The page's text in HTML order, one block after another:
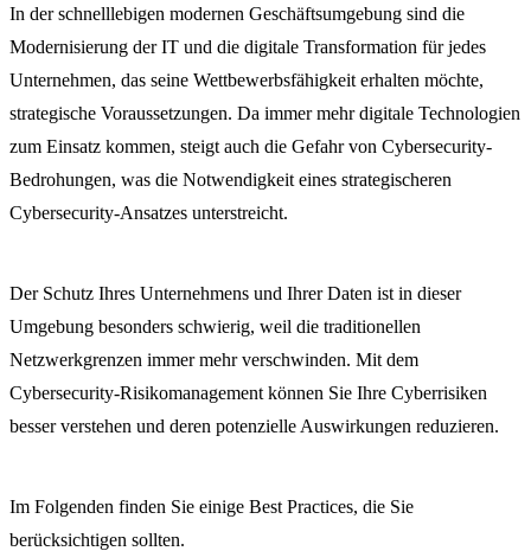
In der schnelllebigen modernen Geschäftsumgebung sind die
Modernisierung der IT und die digitale Transformation für jedes
Unternehmen, das seine Wettbewerbsfähigkeit erhalten möchte,
strategische Voraussetzungen. Da immer mehr digitale Technologien
zum Einsatz kommen, steigt auch die Gefahr von Cybersecurity-
Bedrohungen, was die Notwendigkeit eines strategischeren
Cybersecurity-Ansatzes unterstreicht.
Der Schutz Ihres Unternehmens und Ihrer Daten ist in dieser
Umgebung besonders schwierig, weil die traditionellen
Netzwerkgrenzen immer mehr verschwinden. Mit dem
Cybersecurity-Risikomanagement können Sie Ihre Cyberrisiken
besser verstehen und deren potenzielle Auswirkungen reduzieren.
Im Folgenden finden Sie einige Best Practices, die Sie
berücksichtigen sollten.